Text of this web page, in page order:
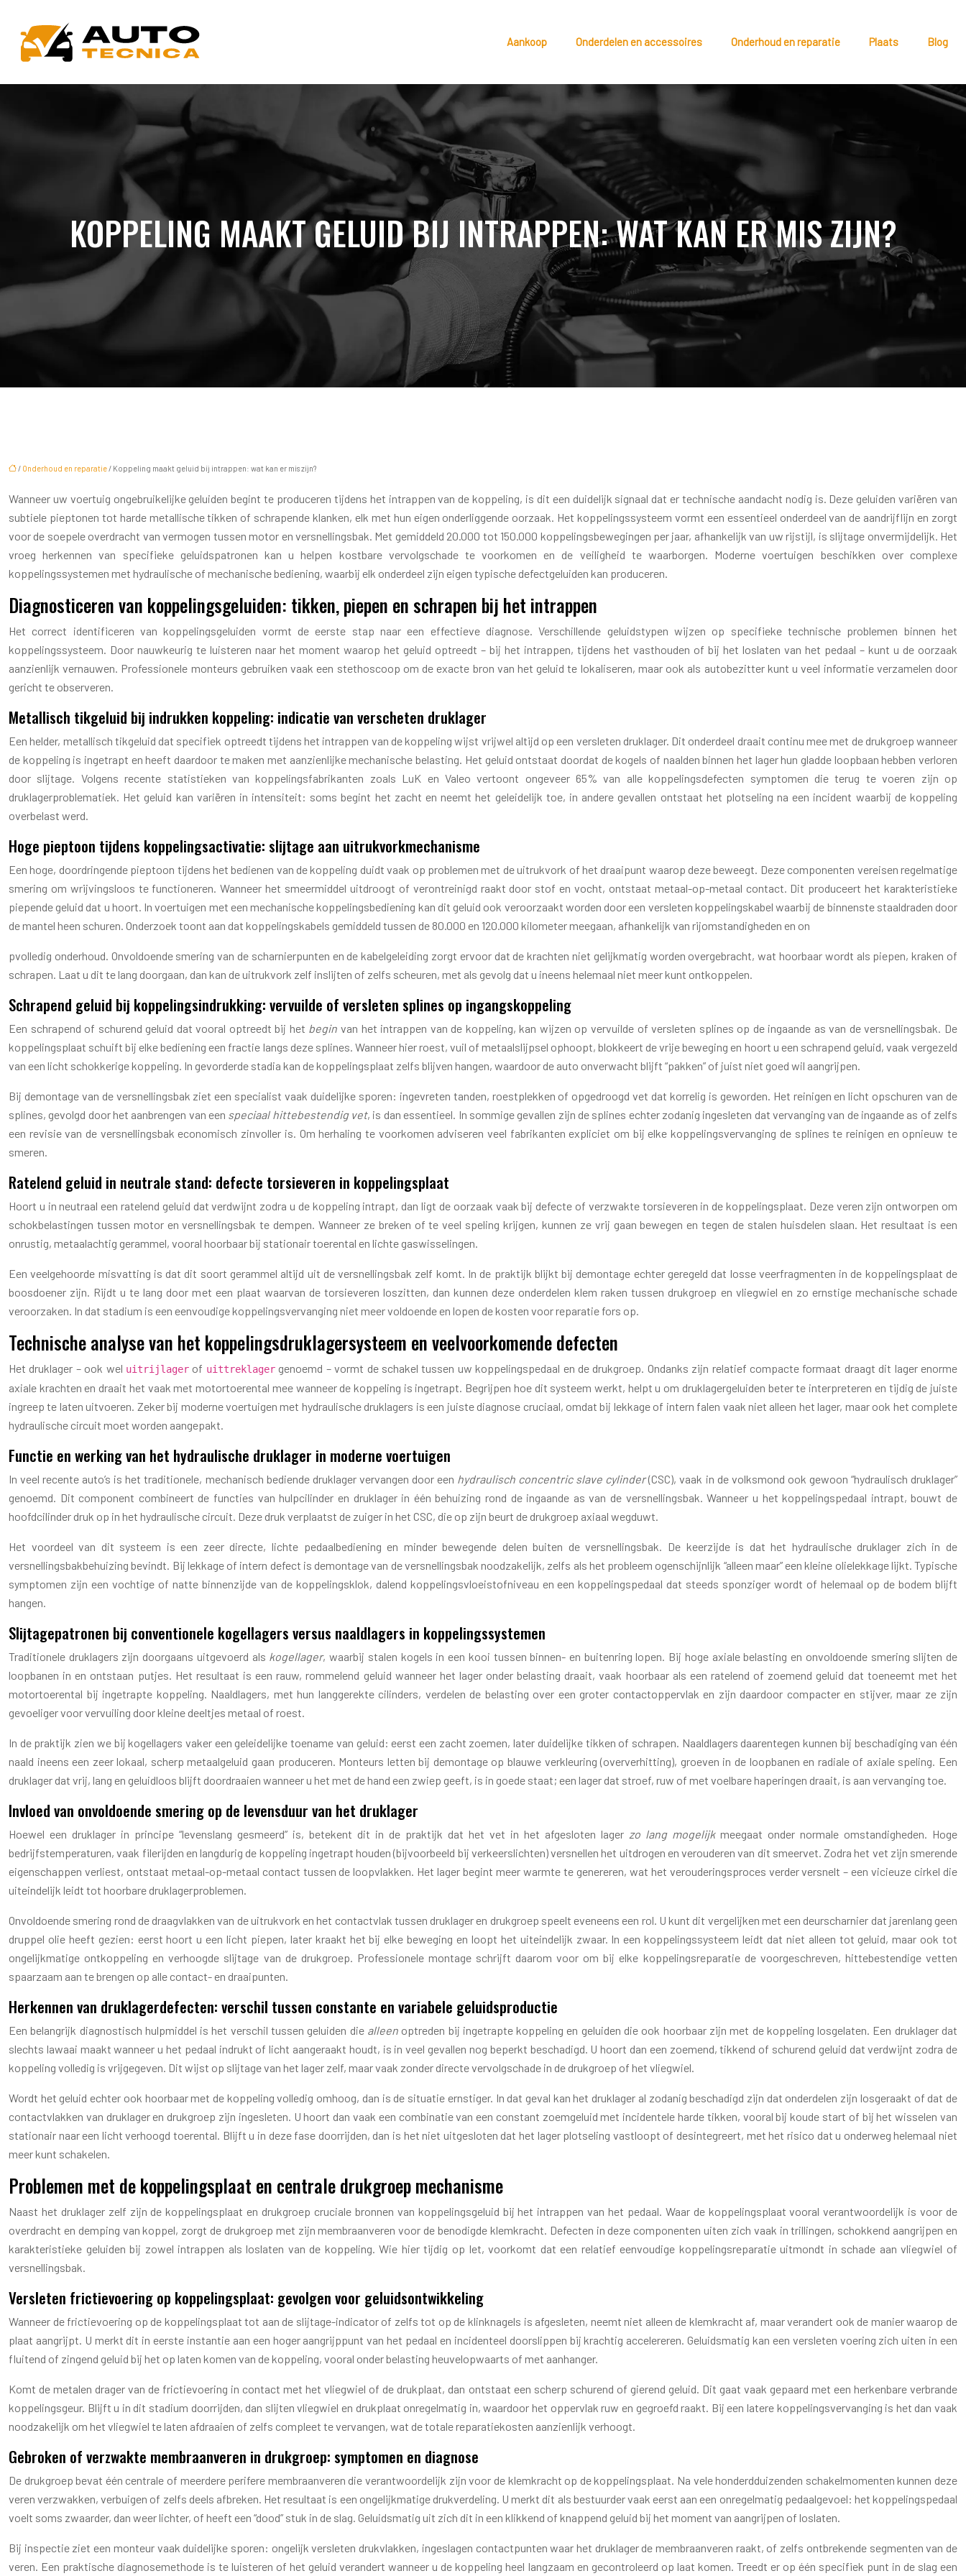
Aankoop Onderdelen en accessoires Onderhoud en reparatie Plaats Blog
KOPPELING MAAKT GELUID BIJ INTRAPPEN: WAT KAN ER MIS ZIJN?
/ Onderhoud en reparatie/ Koppeling maakt geluid bij intrappen: wat kan er mis zijn?
Wanneer uw voertuig ongebruikelijke geluiden begint te produceren tijdens het intrappen van de koppeling, is dit een duidelijk signaal dat er technische aandacht nodig is. Deze geluiden variëren van
subtiele pieptonen tot harde metallische tikken of schrapende klanken, elk met hun eigen onderliggende oorzaak. Het koppelingssysteem vormt een essentieel onderdeel van de aandrijflijn en zorgt
voor de soepele overdracht van vermogen tussen motor en versnellingsbak. Met gemiddeld 20.000 tot 150.000 koppelingsbewegingen per jaar, afhankelijk van uw rijstijl, is slijtage onvermijdelijk. Het
vroeg herkennen van specifieke geluidspatronen kan u helpen kostbare vervolgschade te voorkomen en de veiligheid te waarborgen. Moderne voertuigen beschikken over complexe
koppelingssystemen met hydraulische of mechanische bediening, waarbij elk onderdeel zijn eigen typische defectgeluiden kan produceren.
Diagnosticeren van koppelingsgeluiden: tikken, piepen en schrapen bij het intrappen
Het correct identificeren van koppelingsgeluiden vormt de eerste stap naar een effectieve diagnose. Verschillende geluidstypen wijzen op specifieke technische problemen binnen het
koppelingssysteem. Door nauwkeurig te luisteren naar het moment waarop het geluid optreedt – bij het intrappen, tijdens het vasthouden of bij het loslaten van het pedaal – kunt u de oorzaak
aanzienlijk vernauwen. Professionele monteurs gebruiken vaak een stethoscoop om de exacte bron van het geluid te lokaliseren, maar ook als autobezitter kunt u veel informatie verzamelen door
gericht te observeren.
Metallisch tikgeluid bij indrukken koppeling: indicatie van verscheten druklager
Een helder, metallisch tikgeluid dat specifiek optreedt tijdens het intrappen van de koppeling wijst vrijwel altijd op een versleten druklager. Dit onderdeel draait continu mee met de drukgroep wanneer
de koppeling is ingetrapt en heeft daardoor te maken met aanzienlijke mechanische belasting. Het geluid ontstaat doordat de kogels of naalden binnen het lager hun gladde loopbaan hebben verloren
door slijtage. Volgens recente statistieken van koppelingsfabrikanten zoals LuK en Valeo vertoont ongeveer 65% van alle koppelingsdefecten symptomen die terug te voeren zijn op
druklagerproblematiek. Het geluid kan variëren in intensiteit: soms begint het zacht en neemt het geleidelijk toe, in andere gevallen ontstaat het plotseling na een incident waarbij de koppeling
overbelast werd.
Hoge pieptoon tijdens koppelingsactivatie: slijtage aan uitrukvorkmechanisme
Een hoge, doordringende pieptoon tijdens het bedienen van de koppeling duidt vaak op problemen met de uitrukvork of het draaipunt waarop deze beweegt. Deze componenten vereisen regelmatige
smering om wrijvingsloos te functioneren. Wanneer het smeermiddel uitdroogt of verontreinigd raakt door stof en vocht, ontstaat metaal-op-metaal contact. Dit produceert het karakteristieke
piepende geluid dat u hoort. In voertuigen met een mechanische koppelingsbediening kan dit geluid ook veroorzaakt worden door een versleten koppelingskabel waarbij de binnenste staaldraden door
de mantel heen schuren. Onderzoek toont aan dat koppelingskabels gemiddeld tussen de 80.000 en 120.000 kilometer meegaan, afhankelijk van rijomstandigheden en on
pvolledig onderhoud. Onvoldoende smering van de scharnierpunten en de kabelgeleiding zorgt ervoor dat de krachten niet gelijkmatig worden overgebracht, wat hoorbaar wordt als piepen, kraken of
schrapen. Laat u dit te lang doorgaan, dan kan de uitrukvork zelf inslijten of zelfs scheuren, met als gevolg dat u ineens helemaal niet meer kunt ontkoppelen.
Schrapend geluid bij koppelingsindrukking: vervuilde of versleten splines op ingangskoppeling
Een schrapend of schurend geluid dat vooral optreedt bij het begin van het intrappen van de koppeling, kan wijzen op vervuilde of versleten splines op de ingaande as van de versnellingsbak. De
koppelingsplaat schuift bij elke bediening een fractie langs deze splines. Wanneer hier roest, vuil of metaalslijpsel ophoopt, blokkeert de vrije beweging en hoort u een schrapend geluid, vaak vergezeld
van een licht schokkerige koppeling. In gevorderde stadia kan de koppelingsplaat zelfs blijven hangen, waardoor de auto onverwacht blijft “pakken” of juist niet goed wil aangrijpen.
Bij demontage van de versnellingsbak ziet een specialist vaak duidelijke sporen: ingevreten tanden, roestplekken of opgedroogd vet dat korrelig is geworden. Het reinigen en licht opschuren van de
splines, gevolgd door het aanbrengen van een speciaal hittebestendig vet, is dan essentieel. In sommige gevallen zijn de splines echter zodanig ingesleten dat vervanging van de ingaande as of zelfs
een revisie van de versnellingsbak economisch zinvoller is. Om herhaling te voorkomen adviseren veel fabrikanten expliciet om bij elke koppelingsvervanging de splines te reinigen en opnieuw te
smeren.
Ratelend geluid in neutrale stand: defecte torsieveren in koppelingsplaat
Hoort u in neutraal een ratelend geluid dat verdwijnt zodra u de koppeling intrapt, dan ligt de oorzaak vaak bij defecte of verzwakte torsieveren in de koppelingsplaat. Deze veren zijn ontworpen om
schokbelastingen tussen motor en versnellingsbak te dempen. Wanneer ze breken of te veel speling krijgen, kunnen ze vrij gaan bewegen en tegen de stalen huisdelen slaan. Het resultaat is een
onrustig, metaalachtig gerammel, vooral hoorbaar bij stationair toerental en lichte gaswisselingen.
Een veelgehoorde misvatting is dat dit soort gerammel altijd uit de versnellingsbak zelf komt. In de praktijk blijkt bij demontage echter geregeld dat losse veerfragmenten in de koppelingsplaat de
boosdoener zijn. Rijdt u te lang door met een plaat waarvan de torsieveren loszitten, dan kunnen deze onderdelen klem raken tussen drukgroep en vliegwiel en zo ernstige mechanische schade
veroorzaken. In dat stadium is een eenvoudige koppelingsvervanging niet meer voldoende en lopen de kosten voor reparatie fors op.
Technische analyse van het koppelingsdruklagersysteem en veelvoorkomende defecten
Het druklager – ook wel uitrijlager of uittreklagergenoemd – vormt de schakel tussen uw koppelingspedaal en de drukgroep. Ondanks zijn relatief compacte formaat draagt dit lager enorme
axiale krachten en draait het vaak met motortoerental mee wanneer de koppeling is ingetrapt. Begrijpen hoe dit systeem werkt, helpt u om druklagergeluiden beter te interpreteren en tijdig de juiste
ingreep te laten uitvoeren. Zeker bij moderne voertuigen met hydraulische druklagers is een juiste diagnose cruciaal, omdat bij lekkage of intern falen vaak niet alleen het lager, maar ook het complete
hydraulische circuit moet worden aangepakt.
Functie en werking van het hydraulische druklager in moderne voertuigen
In veel recente auto’s is het traditionele, mechanisch bediende druklager vervangen door een hydraulisch concentric slave cylinder(CSC), vaak in de volksmond ook gewoon “hydraulisch druklager”
genoemd. Dit component combineert de functies van hulpcilinder en druklager in één behuizing rond de ingaande as van de versnellingsbak. Wanneer u het koppelingspedaal intrapt, bouwt de
hoofdcilinder druk op in het hydraulische circuit. Deze druk verplaatst de zuiger in het CSC, die op zijn beurt de drukgroep axiaal wegduwt.
Het voordeel van dit systeem is een zeer directe, lichte pedaalbediening en minder bewegende delen buiten de versnellingsbak. De keerzijde is dat het hydraulische druklager zich in de
versnellingsbakbehuizing bevindt. Bij lekkage of intern defect is demontage van de versnellingsbak noodzakelijk, zelfs als het probleem ogenschijnlijk “alleen maar” een kleine olielekkage lijkt. Typische
symptomen zijn een vochtige of natte binnenzijde van de koppelingsklok, dalend koppelingsvloeistofniveau en een koppelingspedaal dat steeds sponziger wordt of helemaal op de bodem blijft
hangen.
Slijtagepatronen bij conventionele kogellagers versus naaldlagers in koppelingssystemen
Traditionele druklagers zijn doorgaans uitgevoerd als kogellager, waarbij stalen kogels in een kooi tussen binnen- en buitenring lopen. Bij hoge axiale belasting en onvoldoende smering slijten de
loopbanen in en ontstaan putjes. Het resultaat is een rauw, rommelend geluid wanneer het lager onder belasting draait, vaak hoorbaar als een ratelend of zoemend geluid dat toeneemt met het
motortoerental bij ingetrapte koppeling. Naaldlagers, met hun langgerekte cilinders, verdelen de belasting over een groter contactoppervlak en zijn daardoor compacter en stijver, maar ze zijn
gevoeliger voor vervuiling door kleine deeltjes metaal of roest.
In de praktijk zien we bij kogellagers vaker een geleidelijke toename van geluid: eerst een zacht zoemen, later duidelijke tikken of schrapen. Naaldlagers daarentegen kunnen bij beschadiging van één
naald ineens een zeer lokaal, scherp metaalgeluid gaan produceren. Monteurs letten bij demontage op blauwe verkleuring (oververhitting), groeven in de loopbanen en radiale of axiale speling. Een
druklager dat vrij, lang en geluidloos blijft doordraaien wanneer u het met de hand een zwiep geeft, is in goede staat; een lager dat stroef, ruw of met voelbare haperingen draait, is aan vervanging toe.
Invloed van onvoldoende smering op de levensduur van het druklager
Hoewel een druklager in principe “levenslang gesmeerd” is, betekent dit in de praktijk dat het vet in het afgesloten lager zo lang mogelijkmeegaat onder normale omstandigheden. Hoge
bedrijfstemperaturen, vaak filerijden en langdurig de koppeling ingetrapt houden (bijvoorbeeld bij verkeerslichten) versnellen het uitdrogen en verouderen van dit smeervet. Zodra het vet zijn smerende
eigenschappen verliest, ontstaat metaal-op-metaal contact tussen de loopvlakken. Het lager begint meer warmte te genereren, wat het verouderingsproces verder versnelt – een vicieuze cirkel die
uiteindelijk leidt tot hoorbare druklagerproblemen.
Onvoldoende smering rond de draagvlakken van de uitrukvork en het contactvlak tussen druklager en drukgroep speelt eveneens een rol. U kunt dit vergelijken met een deurscharnier dat jarenlang geen
druppel olie heeft gezien: eerst hoort u een licht piepen, later kraakt het bij elke beweging en loopt het uiteindelijk zwaar. In een koppelingssysteem leidt dat niet alleen tot geluid, maar ook tot
ongelijkmatige ontkoppeling en verhoogde slijtage van de drukgroep. Professionele montage schrijft daarom voor om bij elke koppelingsreparatie de voorgeschreven, hittebestendige vetten
spaarzaam aan te brengen op alle contact- en draaipunten.
Herkennen van druklagerdefecten: verschil tussen constante en variabele geluidsproductie
Een belangrijk diagnostisch hulpmiddel is het verschil tussen geluiden die alleenoptreden bij ingetrapte koppeling en geluiden die ook hoorbaar zijn met de koppeling losgelaten. Een druklager dat
slechts lawaai maakt wanneer u het pedaal indrukt of licht aangeraakt houdt, is in veel gevallen nog beperkt beschadigd. U hoort dan een zoemend, tikkend of schurend geluid dat verdwijnt zodra de
koppeling volledig is vrijgegeven. Dit wijst op slijtage van het lager zelf, maar vaak zonder directe vervolgschade in de drukgroep of het vliegwiel.
Wordt het geluid echter ook hoorbaar met de koppeling volledig omhoog, dan is de situatie ernstiger. In dat geval kan het druklager al zodanig beschadigd zijn dat onderdelen zijn losgeraakt of dat de
contactvlakken van druklager en drukgroep zijn ingesleten. U hoort dan vaak een combinatie van een constant zoemgeluid met incidentele harde tikken, vooral bij koude start of bij het wisselen van
stationair naar een licht verhoogd toerental. Blijft u in deze fase doorrijden, dan is het niet uitgesloten dat het lager plotseling vastloopt of desintegreert, met het risico dat u onderweg helemaal niet
meer kunt schakelen.
Problemen met de koppelingsplaat en centrale drukgroep mechanisme
Naast het druklager zelf zijn de koppelingsplaat en drukgroep cruciale bronnen van koppelingsgeluid bij het intrappen van het pedaal. Waar de koppelingsplaat vooral verantwoordelijk is voor de
overdracht en demping van koppel, zorgt de drukgroep met zijn membraanveren voor de benodigde klemkracht. Defecten in deze componenten uiten zich vaak in trillingen, schokkend aangrijpen en
karakteristieke geluiden bij zowel intrappen als loslaten van de koppeling. Wie hier tijdig op let, voorkomt dat een relatief eenvoudige koppelingsreparatie uitmondt in schade aan vliegwiel of
versnellingsbak.
Versleten frictievoering op koppelingsplaat: gevolgen voor geluidsontwikkeling
Wanneer de frictievoering op de koppelingsplaat tot aan de slijtage-indicator of zelfs tot op de klinknagels is afgesleten, neemt niet alleen de klemkracht af, maar verandert ook de manier waarop de
plaat aangrijpt. U merkt dit in eerste instantie aan een hoger aangrijppunt van het pedaal en incidenteel doorslippen bij krachtig accelereren. Geluidsmatig kan een versleten voering zich uiten in een
fluitend of zingend geluid bij het op laten komen van de koppeling, vooral onder belasting heuvelopwaarts of met aanhanger.
Komt de metalen drager van de frictievoering in contact met het vliegwiel of de drukplaat, dan ontstaat een scherp schurend of gierend geluid. Dit gaat vaak gepaard met een herkenbare verbrande
koppelingsgeur. Blijft u in dit stadium doorrijden, dan slijten vliegwiel en drukplaat onregelmatig in, waardoor het oppervlak ruw en gegroefd raakt. Bij een latere koppelingsvervanging is het dan vaak
noodzakelijk om het vliegwiel te laten afdraaien of zelfs compleet te vervangen, wat de totale reparatiekosten aanzienlijk verhoogt.
Gebroken of verzwakte membraanveren in drukgroep: symptomen en diagnose
De drukgroep bevat één centrale of meerdere perifere membraanveren die verantwoordelijk zijn voor de klemkracht op de koppelingsplaat. Na vele honderdduizenden schakelmomenten kunnen deze
veren verzwakken, verbuigen of zelfs deels afbreken. Het resultaat is een ongelijkmatige drukverdeling. U merkt dit als bestuurder vaak eerst aan een onregelmatig pedaalgevoel: het koppelingspedaal
voelt soms zwaarder, dan weer lichter, of heeft een “dood” stuk in de slag. Geluidsmatig uit zich dit in een klikkend of knappend geluid bij het moment van aangrijpen of loslaten.
Bij inspectie ziet een monteur vaak duidelijke sporen: ongelijk versleten drukvlakken, ingeslagen contactpunten waar het druklager de membraanveren raakt, of zelfs ontbrekende segmenten van de
veren. Een praktische diagnosemethode is te luisteren of het geluid verandert wanneer u de koppeling heel langzaam en gecontroleerd op laat komen. Treedt er op één specifiek punt in de slag een